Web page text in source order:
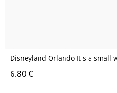
Disneyland Orlando It s a small
6,80 €